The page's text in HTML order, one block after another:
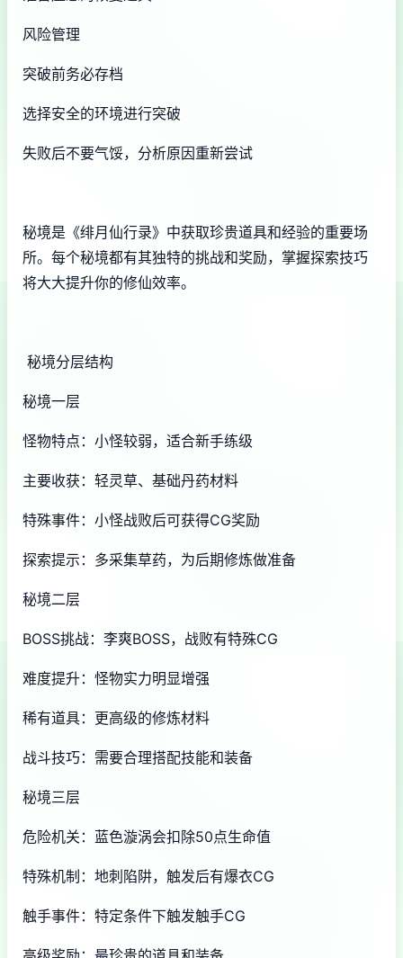
风险管理
突破前务必存档
选择安全的环境进行突破
失败后不要气馁，分析原因重新尝试
秘境是《绯月仙行录》中获取珍贵道具和经验的重要场
所。每个秘境都有其独特的挑战和奖励，掌握探索技巧
将大大提升你的修仙效率。
秘境分层结构
秘境一层
怪物特点：小怪较弱，适合新手练级
主要收获：轻灵草、基础丹药材料
特殊事件：小怪战败后可获得CG奖励
探索提示：多采集草药，为后期修炼做准备
秘境二层
BOSS挑战：李爽BOSS，战败有特殊CG
难度提升：怪物实力明显增强
稀有道具：更高级的修炼材料
战斗技巧：需要合理搭配技能和装备
秘境三层
危险机关：蓝色漩涡会扣除50点生命值
特殊机制：地刺陷阱，触发后有爆衣CG
触手事件：特定条件下触发触手CG